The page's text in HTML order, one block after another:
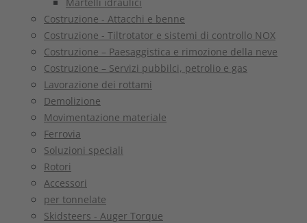
Costruzione - Attacchi e benne
Costruzione - Tiltrotator e sistemi di controllo NOX
Costruzione – Paesaggistica e rimozione della neve
Costruzione – Servizi pubbilci, petrolio e gas
Lavorazione dei rottami
Demolizione
Movimentazione materiale
Ferrovia
Soluzioni speciali
Rotori
Accessori
per tonnelate
Skidsteers - Auger Torque